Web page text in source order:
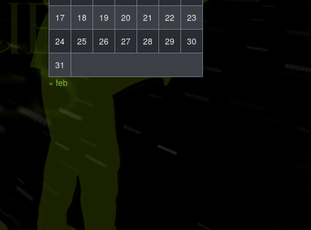
17
18 19 20 21 22
23
24
25 26 27 28 29
30
31
« feb